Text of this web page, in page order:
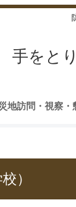
手をと
地訪問・視察・
）